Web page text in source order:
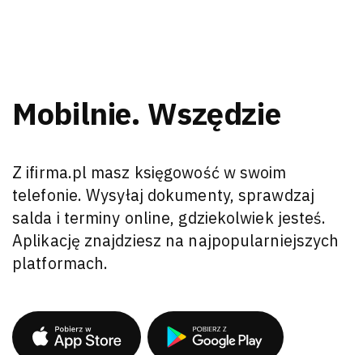
Mobilnie. Wszędzie
Z ifirma.pl masz księgowość w swoim
telefonie. Wysyłaj dokumenty, sprawdzaj
salda i terminy online, gdziekolwiek jesteś.
Aplikację znajdziesz na najpopularniejszych
platformach.